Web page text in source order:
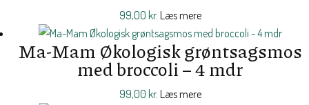
99,00 kr. Læs mere
Ma-Mam Økologisk grøntsagsmos
med broccoli – 4 mdr
99,00 kr. Læs mere